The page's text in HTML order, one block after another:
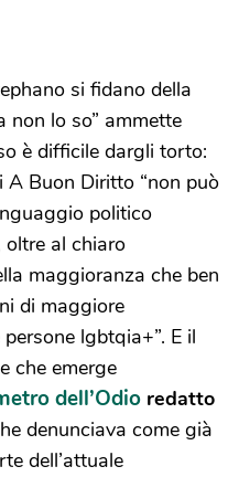
si fidano della
non lo so” ammette
è difficile dargli torto:
Buon Diritto “non può
politico
oltre al chiaro
maggioranza che ben
di maggiore
lgbtqia+”. E il
che emerge
dell’Odio redatto
denunciava come già
dell’attuale